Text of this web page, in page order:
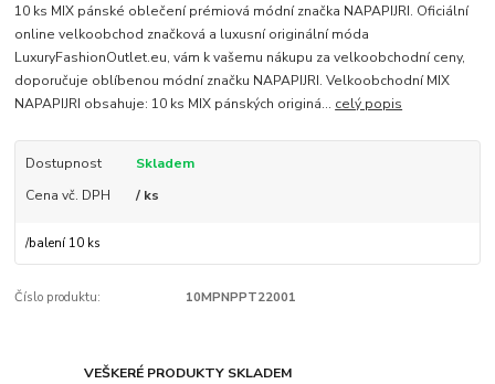
10 ks MIX pánské oblečení prémiová módní značka NAPAPIJRI. Oficiální
online velkoobchod značková a luxusní originální móda
LuxuryFashionOutlet.eu, vám k vašemu nákupu za velkoobchodní ceny,
doporučuje oblíbenou módní značku NAPAPIJRI. Velkoobchodní MIX
NAPAPIJRI obsahuje: 10 ks MIX pánských originá... celý popis
Dostupnost
Skladem
Cena vč. DPH
/ ks
/balení 10 ks
Číslo produktu: 10MPNPPT22001
VEŠKERÉ PRODUKTY SKLADEM